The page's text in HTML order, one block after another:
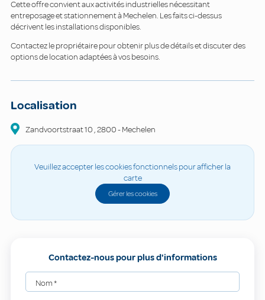
Cette offre convient aux activités industrielles nécessitant
entreposage et stationnement à Mechelen. Les faits ci-dessus
décrivent les installations disponibles.
Contactez le propriétaire pour obtenir plus de détails et discuter des
options de location adaptées à vos besoins.
Localisation
Zandvoortstraat10 ,2800-Mechelen
Veuillez accepter les cookies fonctionnels pour afficher la
carte
Gérer les cookies
Contactez-nous pour plus d'informations
Nom*